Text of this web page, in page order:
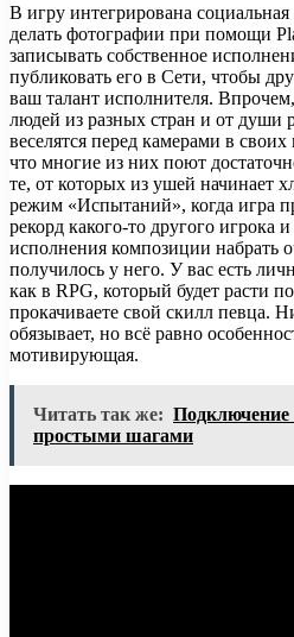
В игру интегрирована
делать фотографии при помощи
записывать собственное
публиковать его в Сети, чтобы
ваш талант исполнителя.
людей из разных стран и от души
веселятся перед камерами в
что многие из них поют
те, от которых из ушей начинает
режим «Испытаний», когда игра
рекорд какого-то другого игрока
исполнения композиции набрать
получилось у него. У вас есть
как в RPG, который будет расти
прокачиваете свой скилл певца.
обязывает, но всё равно
мотивирующая.
Читать так же: Подключение
простыми шагами